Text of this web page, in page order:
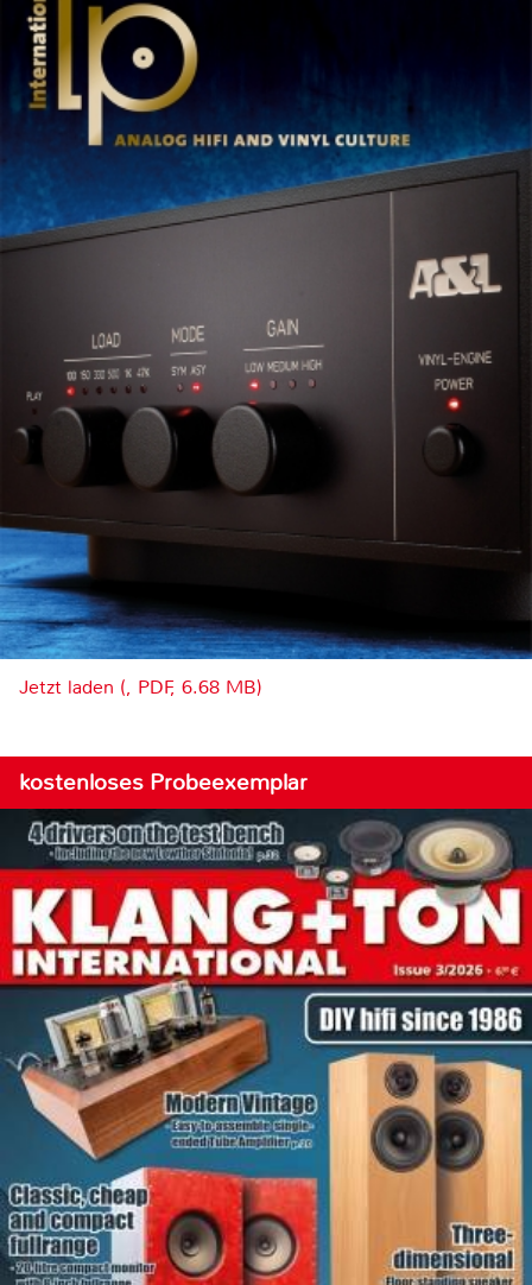
Jetzt laden (, PDF, 6.68 MB)
kostenloses Probeexemplar